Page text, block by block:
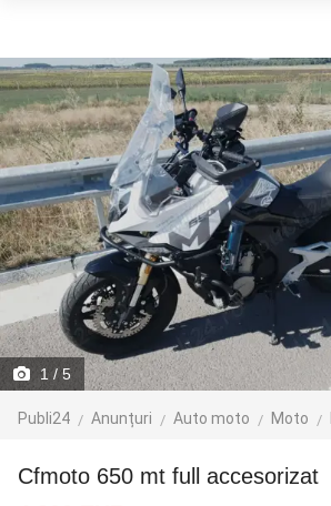
1 / 5
Publi24 Anunțuri Auto moto Moto
cfmoto 650 mt full accesorizat